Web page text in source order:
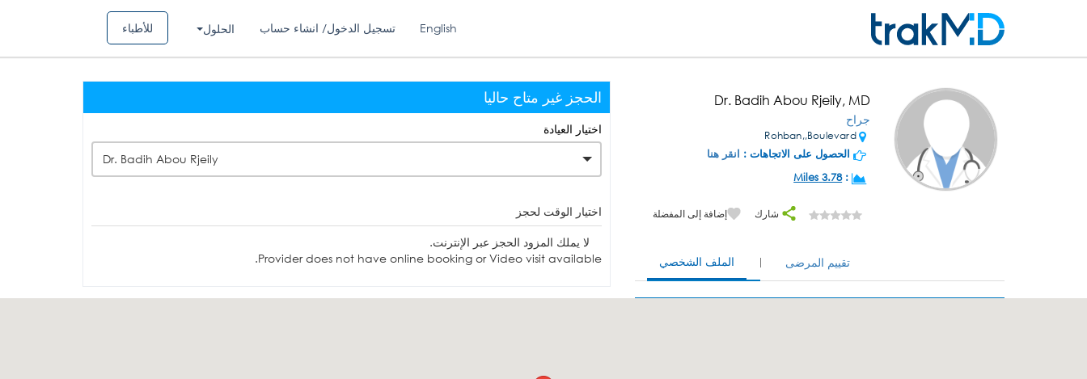
للأطباء الحلول تسجيل الدخول/ انشاء حساب English
Dr. Badih Abou Rjeily, MD
جراح
Rohban,,Boulevard
الحصول على الاتجاهات : انقر هنا
:
3.78 Miles
شارك إضافة إلى المفضلة
الملف الشخصي تقييم المرضى
الحجز غير متاح حاليا
اختيار العيادة
Dr. Badih Abou Rjeily
اختيار الوقت لحجز
لا يملك المزود الحجز عبر الإنترنت.
Provider does not have online booking or Video visit available.